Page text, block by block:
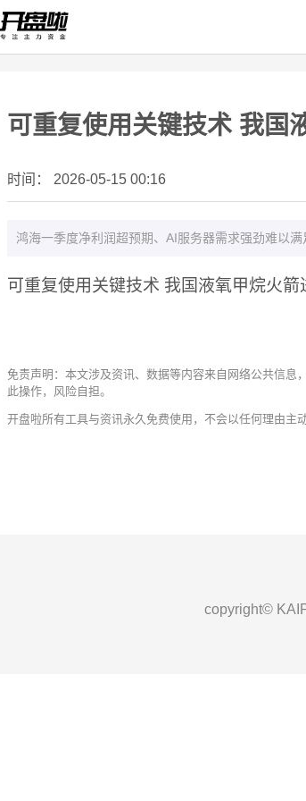
可重复使用关键技术 我国
时间： 2026-05-15 00:16
鸿海一季度净利润超预期、AI服务器需求强劲难以
可重复使用关键技术 我国液氧甲烷火
免责声明：本文涉及资讯、数据等内容来自网络公共信
此操作，风险自担。
开盘啦所有工具与资讯永久免费使用，不会以任何理由主
copyright©